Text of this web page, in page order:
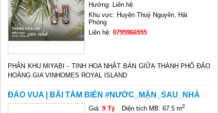
Hướng: Liên hệ
Khu vực: Huyện Thuỷ Nguyên, Hải
Phòng
Liên hệ:0795966555
PHÂN KHU MIYABI - TINH HOA NHẬT BẢN GIỮA THÀNH PHỐ ĐẢO
HOÀNG GIA VINHOMES ROYAL ISLAND
ĐẢO VUA | BÃI TẮM BIỂN #NƯỚC_MẶN_SAU_NHÀ
Giá:9 Tỷ Diện tích MB: 67.5 m2